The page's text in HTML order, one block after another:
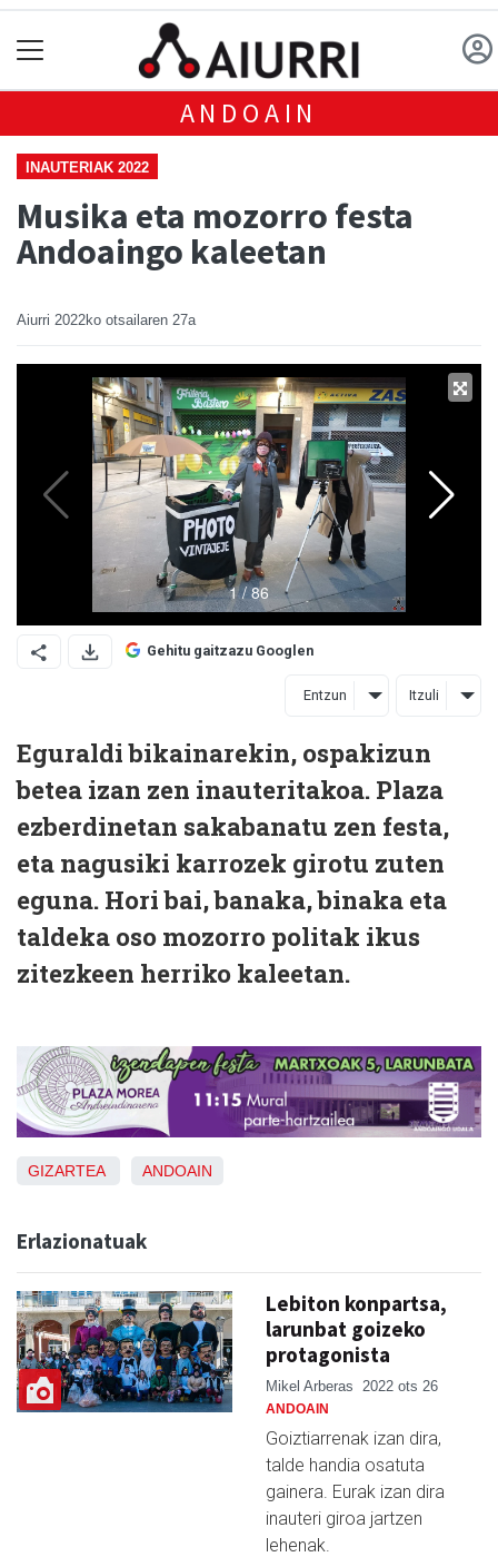
ANDOAIN
INAUTERIAK 2022
Musika eta mozorro festa
Andoaingo kaleetan
Aiurri 2022ko otsailaren 27a
Gehitu gaitzazu Googlen
Entzun Itzuli
Eguraldi bikainarekin, ospakizun
betea izan zen inauteritakoa. Plaza
ezberdinetan sakabanatu zen festa,
eta nagusiki karrozek girotu zuten
eguna. Hori bai, banaka, binaka eta
taldeka oso mozorro politak ikus
zitezkeen herriko kaleetan.
GIZARTEA ANDOAIN
Erlazionatuak
Lebiton konpartsa,
larunbat goizeko
protagonista
Mikel Arberas 2022 ots 26
ANDOAIN
Goiztiarrenak izan dira,
talde handia osatuta
gainera. Eurak izan dira
inauteri giroa jartzen
lehenak.